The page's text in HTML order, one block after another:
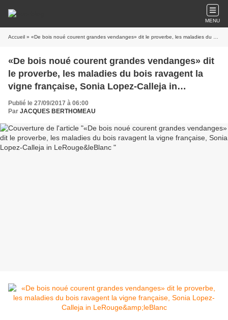
MENU
Accueil » «De bois noué courent grandes vendanges» dit le proverbe, les maladies du bois ravagent la vigne française, Sonia Lopez-Calleja in LeRouge&leBlanc
«De bois noué courent grandes vendanges» dit
le proverbe, les maladies du bois ravagent la
vigne française, Sonia Lopez-Calleja in
LeRouge&leBlanc
Publié le 27/09/2017 à 06:00
Par JACQUES BERTHOMEAU